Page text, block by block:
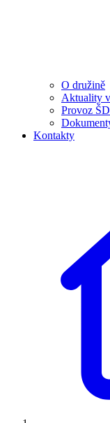
O družině
Aktuality
Provoz
Kontakty